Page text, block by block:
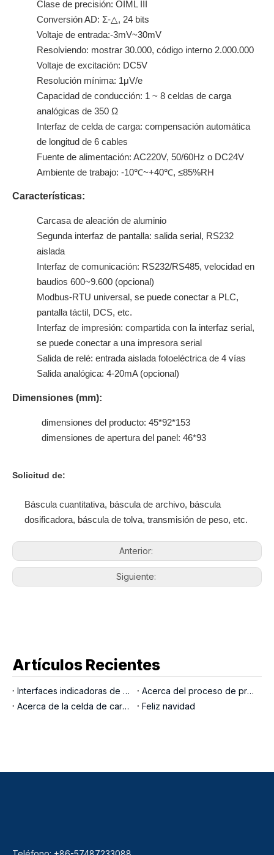
Clase de precisión: OIML III
Conversión AD: Σ-△, 24 bits
Voltaje de entrada:-3mV~30mV
Resolviendo: mostrar 30.000, código interno 2.000.000
Voltaje de excitación: DC5V
Resolución mínima: 1μV/e
Capacidad de conducción: 1 ~ 8 celdas de carga
analógicas de 350 Ω
Interfaz de celda de carga: compensación automática
de longitud de 6 cables
Fuente de alimentación: AC220V, 50/60Hz o DC24V
Ambiente de trabajo: -10℃~+40℃, ≤85%RH
Características:
Carcasa de aleación de aluminio
Segunda interfaz de pantalla: salida serial, RS232
aislada
Interfaz de comunicación: RS232/RS485, velocidad en
baudios 600~9.600 (opcional)
Modbus-RTU universal, se puede conectar a PLC,
pantalla táctil, DCS, etc.
Interfaz de impresión: compartida con la interfaz serial,
se puede conectar a una impresora serial
Salida de relé: entrada aislada fotoeléctrica de 4 vías
Salida analógica: 4-20mA (opcional)
Dimensiones (mm):
dimensiones del producto: 45*92*153
dimensiones de apertura del panel: 46*93
Solicitud de:
Báscula cuantitativa, báscula de archivo, báscula
dosificadora, báscula de tolva, transmisión de peso, etc.
Anterior:
Siguiente:
Artículos Recientes
Interfaces indicadoras de pesaje
Acerca del proceso de producción LOCOSC para básculas, células de carga e indicadores
Acerca de la celda de carga del pasador de carga
Feliz navidad